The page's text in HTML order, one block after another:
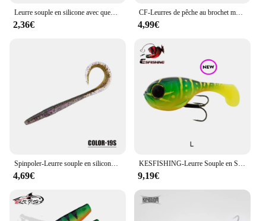
Leurre souple en silicone avec queue en T, appât Élidéal pour la pêche au bar ou au brochet, 12.5/15/20cm
2,36€
CF-Leurres de pêche au brochet musqué, appâts à manivelle, curseur de plombs, jerkbait, 21g, 49g, 76g, 135g, document 51-67
4,99€
Spinpoler-Leurre souple en silicone Él, appât Élde type poisson nageur idéal pour la pêche à la truite de mer, 13.5/16.5cm
4,69€
KESFISHING-Leurre Souple en Silicone Artificiel de Haute Qualité, Appât avec Hameçon pour tous les Poissons, 82mm, 1 Pièce
9,19€